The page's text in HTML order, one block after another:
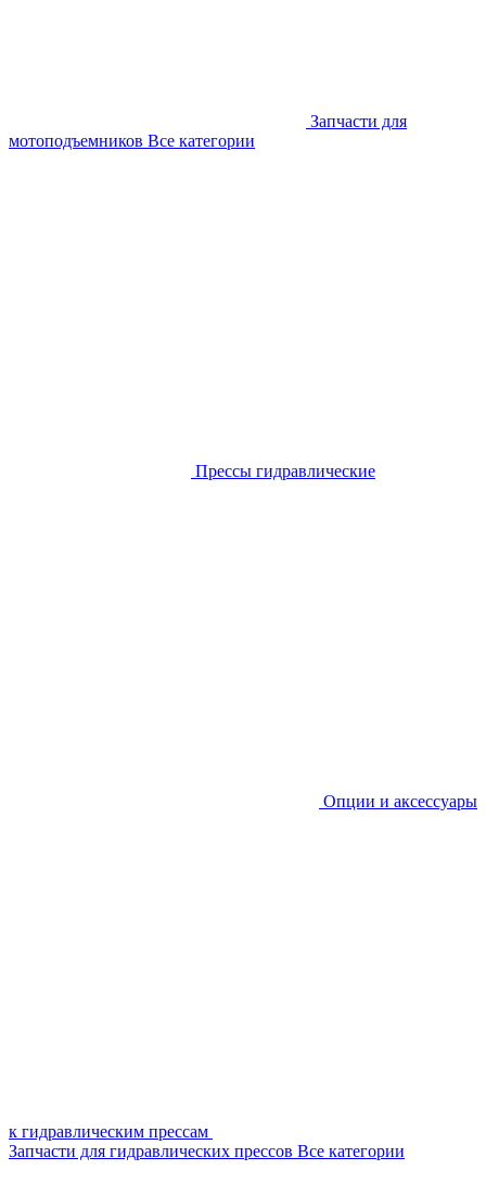
Запчасти для
мотоподъемников Все категории
Прессы гидравлические
Опции и аксессуары
к гидравлическим прессам
Запчасти для гидравлических прессов Все категории